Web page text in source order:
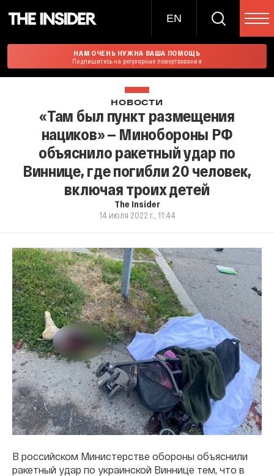
EN
НАМ ОЧЕНЬ НУЖНА ВАША ПОМОЩЬ
Подпишитесь на регулярные пожертвования
НОВОСТИ
«Там был пункт размещения
нациков» — Минобороны РФ
объяснило ракетный удар по
Виннице, где погибли 20 человек,
включая троих детей
The Insider
14 июля 2022 г., 11:44
В российском Министерстве обороны объяснили
ракетный удар по украинской Виннице тем, что в